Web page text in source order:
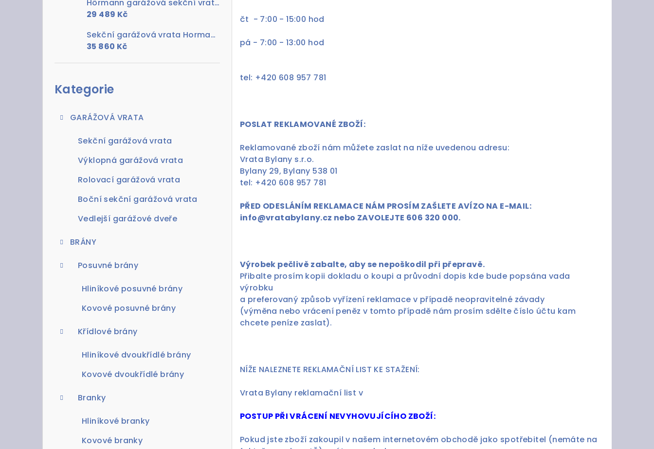
Hörmann garážová sekční vrata RenoMatic Dub rustikal s pohonem Prolift 700
29 489 Kč
Sekční garážová vrata Hormann Zlatý dub s pohonem ProLift 700
35 860 Kč
Kategorie
GARÁŽOVÁ VRATA
Sekční garážová vrata
Výklopná garážová vrata
Rolovací garážová vrata
Boční sekční garážová vrata
Vedlejší garážové dveře
BRÁNY
Posuvné brány
Hliníkové posuvné brány
Kovové posuvné brány
Křídlové brány
Hliníkové dvoukřídlé brány
Kovové dvoukřídlé brány
Branky
Hliníkové branky
Kovové branky
čt - 7:00 - 15:00 hod
pá - 7:00 - 13:00 hod
tel: +420 608 957 781
POSLAT REKLAMOVANÉ ZBOŽÍ:
Reklamované zboží nám můžete zaslat na níže uvedenou adresu:
Vrata Bylany s.r.o.
Bylany 29, Bylany 538 01
tel: +420 608 957 781
PŘED ODESLÁNÍM REKLAMACE NÁM PROSÍM ZAŠLETE AVÍZO NA E-MAIL:
info@vratabylany.cz nebo ZAVOLEJTE 606 320 000.
Výrobek pečlivě zabalte, aby se nepoškodil při přepravě.
Přibalte prosím kopii dokladu o koupi a průvodní dopis kde bude popsána vada
výrobku
a preferovaný způsob vyřízení reklamace v případě neopravitelné závady
(výměna nebo vrácení peněz v tomto případě nám prosím sdělte číslo účtu kam
chcete peníze zaslat).
NÍŽE NALEZNETE REKLAMAČNÍ LIST KE STAŽENÍ:
Vrata Bylany reklamační list v
POSTUP PŘI VRÁCENÍ NEVYHOVUJÍCÍHO ZBOŽÍ:
Pokud jste zboží zakoupil v našem internetovém obchodě jako spotřebitel (nemáte na